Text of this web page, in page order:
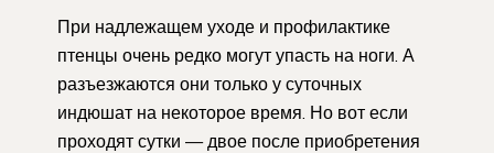
При надлежащем уходе и профилактике
птенцы очень редко могут упасть на ноги. А
разъезжаются они только у суточных
индюшат на некоторое время. Но вот если
проходят сутки — двое после приобретения